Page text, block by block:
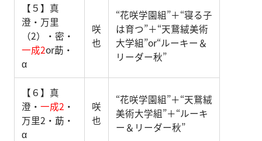
【５】真
澄・万里
（2）・密・
一成2or莇・
α
咲
也
“花咲学園組”＋“寝る子
は育つ”＋“天鵞絨美術
大学組”or“ルーキー＆
リーダー秋”
【６】真
澄・ 一成2 ・
万里2・莇・
α
咲
也
“花咲学園組”＋“天鵞絨
美術大学組”＋“ルーキ
ー＆リーダー秋”